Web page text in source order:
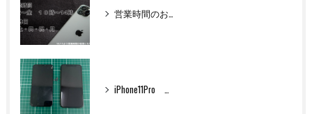
営業時間のお知らせ
iPhone11Pro フロントパネル交換